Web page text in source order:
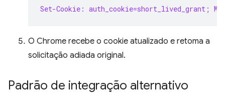
Set-Cookie: auth_cookie=short_lived_grant;
O Chrome recebe o cookie atualizado e retoma a
solicitação adiada original.
Padrão de integração alternativo